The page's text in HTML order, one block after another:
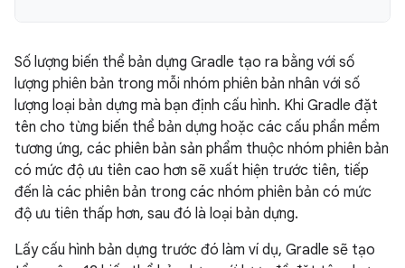
Số lượng biến thể bản dựng Gradle tạo ra bằng với số
lượng phiên bản trong mỗi nhóm phiên bản nhân với số
lượng loại bản dựng mà bạn định cấu hình. Khi Gradle đặt
tên cho từng biến thể bản dựng hoặc các cấu phần mềm
tương ứng, các phiên bản sản phẩm thuộc nhóm phiên bản
có mức độ ưu tiên cao hơn sẽ xuất hiện trước tiên, tiếp
đến là các phiên bản trong các nhóm phiên bản có mức
độ ưu tiên thấp hơn, sau đó là loại bản dựng.
Lấy cấu hình bản dựng trước đó làm ví dụ, Gradle sẽ tạo